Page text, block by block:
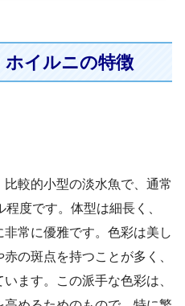
イルニの特徴
較的小型の淡水魚で、通常
度です。体型は細長く、
常に優雅です。色彩は美し
の斑点を持つことが多く、
ます。この派手な色彩は、